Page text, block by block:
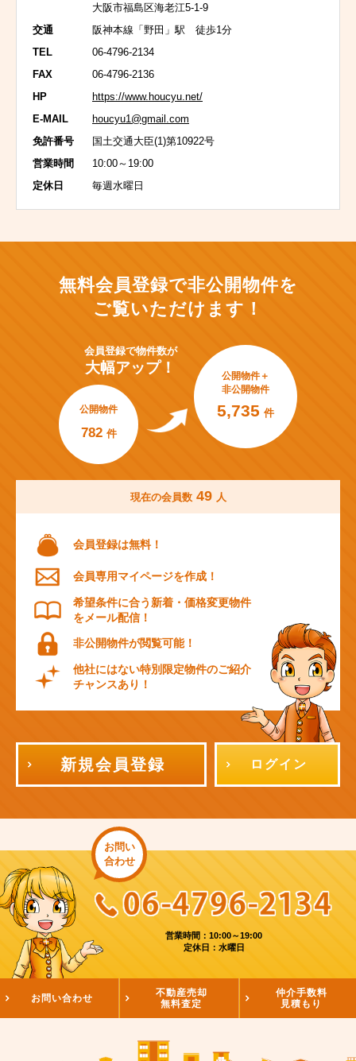
大阪市福島区海老江5-1-9
交通
阪神本線「野田」駅 徒歩1分
TEL
06-4796-2134
FAX
06-4796-2136
HP
https://www.houcyu.net/
E-MAIL
houcyu1@gmail.com
免許番号
国土交通大臣(1)第10922号
営業時間
10:00～19:00
定休日
毎週水曜日
無料会員登録で非公開物件を
ご覧いただけます！
会員登録で物件数が
大幅アップ！
公開物件
782 件
公開物件＋
非公開物件
5,735 件
現在の会員数 49 人
会員登録は無料！
会員専用マイページを作成！
希望条件に合う新着・価格変更物件
をメール配信！
非公開物件が閲覧可能！
他社にはない特別限定物件のご紹介
チャンスあり！
新規会員登録 ログイン
お問い
合わせ
営業時間：10:00～19:00
定休日：水曜日
お問い合わせ
不動産売却
無料査定
仲介手数料
見積もり